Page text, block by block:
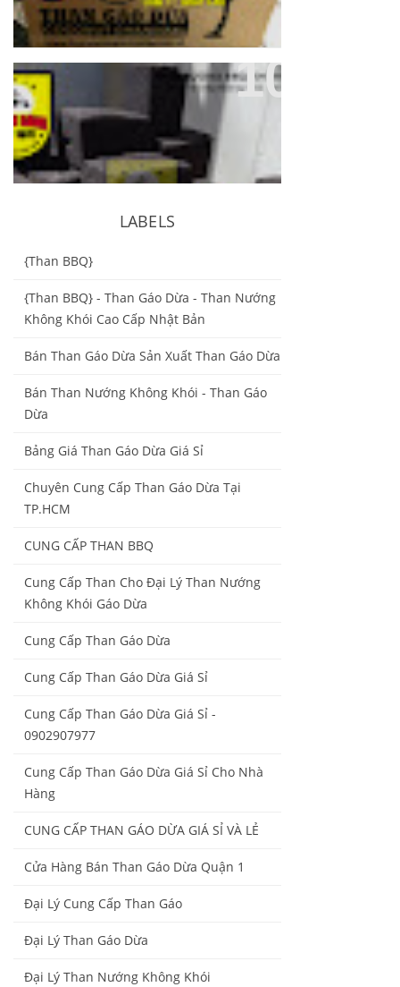
Đại Lý Than Gáo Dừa, Than
Nướng BBQ Không Khói Tại
TP.HCM
LABELS
{Than BBQ}
{Than BBQ} - Than Gáo Dừa - Than Nướng
Không Khói Cao Cấp Nhật Bản
Bán Than Gáo Dừa Sản Xuất Than Gáo Dừa
Bán Than Nướng Không Khói - Than Gáo
Dừa
Bảng Giá Than Gáo Dừa Giá Sỉ
Chuyên Cung Cấp Than Gáo Dừa Tại
TP.HCM
CUNG CẤP THAN BBQ
Cung Cấp Than Cho Đại Lý Than Nướng
Không Khói Gáo Dừa
Cung Cấp Than Gáo Dừa
Cung Cấp Than Gáo Dừa Giá Sỉ
Cung Cấp Than Gáo Dừa Giá Sỉ -
0902907977
Cung Cấp Than Gáo Dừa Giá Sỉ Cho Nhà
Hàng
CUNG CẤP THAN GÁO DỪA GIÁ SỈ VÀ LẺ
Cửa Hàng Bán Than Gáo Dừa Quận 1
Đại Lý Cung Cấp Than Gáo
Đại Lý Than Gáo Dừa
Đại Lý Than Nướng Không Khói